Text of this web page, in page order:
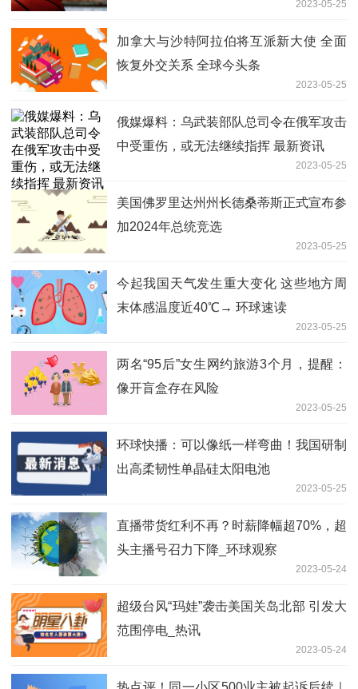
2023-05-25
加拿大与沙特阿拉伯将互派新大使 全面
恢复外交关系 全球今头条
2023-05-25
俄媒爆料：乌武装部队总司令在俄军攻击
中受重伤，或无法继续指挥 最新资讯
2023-05-25
美国佛罗里达州州长德桑蒂斯正式宣布参
加2024年总统竞选
2023-05-25
今起我国天气发生重大变化 这些地方周
末体感温度近40℃→ 环球速读
2023-05-25
两名“95后”女生网约旅游3个月，提醒：
像开盲盒存在风险
2023-05-25
环球快播：可以像纸一样弯曲！我国研制
出高柔韧性单晶硅太阳电池
2023-05-25
直播带货红利不再？时薪降幅超70%，超
头主播号召力下降_环球观察
2023-05-24
超级台风“玛娃”袭击美国关岛北部 引发大
范围停电_热讯
2023-05-24